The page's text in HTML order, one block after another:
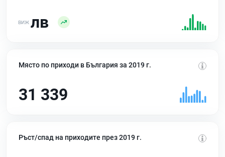
лв
Място по приходи в България за 2019 г.
31 339
Ръст/спад на приходите през 2019 г.